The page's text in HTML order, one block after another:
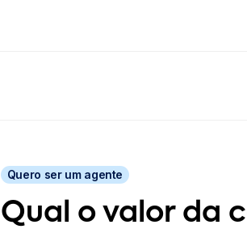
Quero ser um agente
Qual o valor da